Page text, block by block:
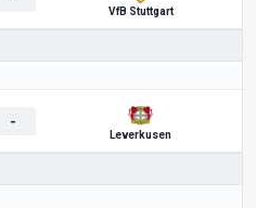
VfB Stuttgart
-
Leverkusen